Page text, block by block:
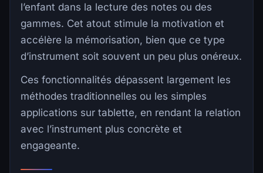
l’enfant dans la lecture des notes ou des
gammes. Cet atout stimule la motivation et
accélère la mémorisation, bien que ce type
d’instrument soit souvent un peu plus onéreux.
Ces fonctionnalités dépassent largement les
méthodes traditionnelles ou les simples
applications sur tablette, en rendant la relation
avec l’instrument plus concrète et
engageante.